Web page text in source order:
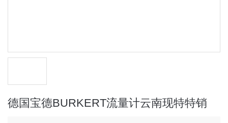
德国宝德BURKERT流量计云南现特特销